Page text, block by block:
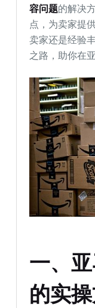
容问题的解决
点，为卖家提
卖家还是经验
之路，助你在
一、
的实